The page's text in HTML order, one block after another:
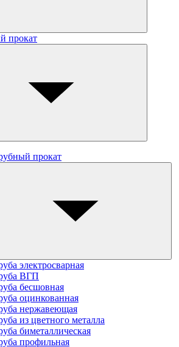
прокат
прокат
электросварная
ВГП
бесшовная
оцинкованная
нержавеющая
из цветного металла
биметаллическая
профильная